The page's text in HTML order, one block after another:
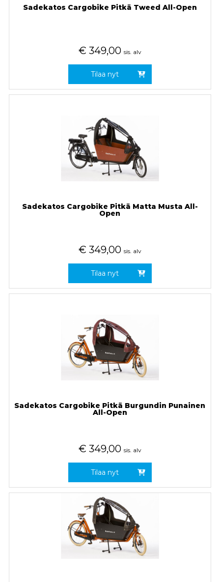
Sadekatos Cargobike Pitkä Tweed All-Open
€ 349,00 sis. alv
Tilaa nyt
Sadekatos Cargobike Pitkä Matta Musta All-
Open
€ 349,00 sis. alv
Tilaa nyt
Sadekatos Cargobike Pitkä Burgundin Punainen
All-Open
€ 349,00 sis. alv
Tilaa nyt